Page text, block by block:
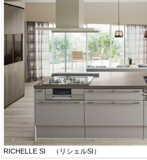
RICHELLE SI （リシェルSI）